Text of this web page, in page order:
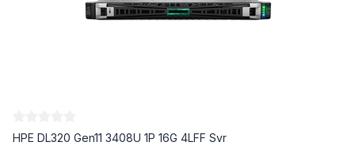
HPE DL320 Gen11 3408U 1P 16G 4LFF Svr